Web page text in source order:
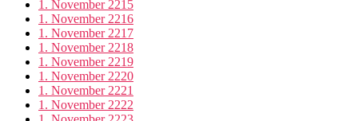
1. November 2215
1. November 2216
1. November 2217
1. November 2218
1. November 2219
1. November 2220
1. November 2221
1. November 2222